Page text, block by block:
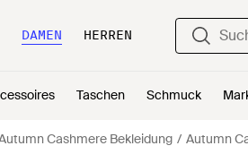
DAMEN HERREN
Taschen Schmuck
Cashmere Bekleidung Autumn